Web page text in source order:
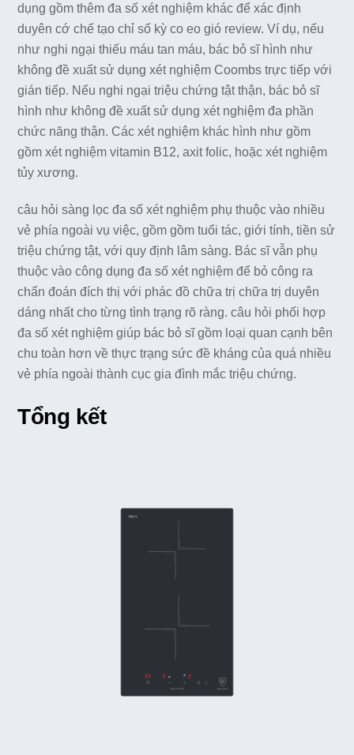
dụng gồm thêm đa số xét nghiệm khác để xác định
duyên cớ chế tạo chỉ số kỳ co eo gió review. Ví dụ, nếu
như nghi ngại thiếu máu tan máu, bác bỏ sĩ hình như
không đề xuất sử dụng xét nghiệm Coombs trực tiếp với
gián tiếp. Nếu nghi ngại triệu chứng tật thận, bác bỏ sĩ
hình như không đề xuất sử dụng xét nghiệm đa phần
chức năng thận. Các xét nghiệm khác hình như gồm
gồm xét nghiệm vitamin B12, axit folic, hoặc xét nghiệm
tủy xương.
câu hỏi sàng lọc đa số xét nghiệm phụ thuộc vào nhiều
vẻ phía ngoài vụ việc, gồm gồm tuổi tác, giới tính, tiền sử
triệu chứng tật, với quy định lâm sàng. Bác sĩ vẫn phụ
thuộc vào công dụng đa số xét nghiệm để bỏ công ra
chẩn đoán đích thị với phác đồ chữa trị chữa trị duyên
dáng nhất cho từng tình trạng rõ ràng. câu hỏi phối hợp
đa số xét nghiệm giúp bác bỏ sĩ gồm loại quan cạnh bên
chu toàn hơn về thực trạng sức đề kháng của quá nhiều
vẻ phía ngoài thành cục gia đình mắc triệu chứng.
Tổng kết